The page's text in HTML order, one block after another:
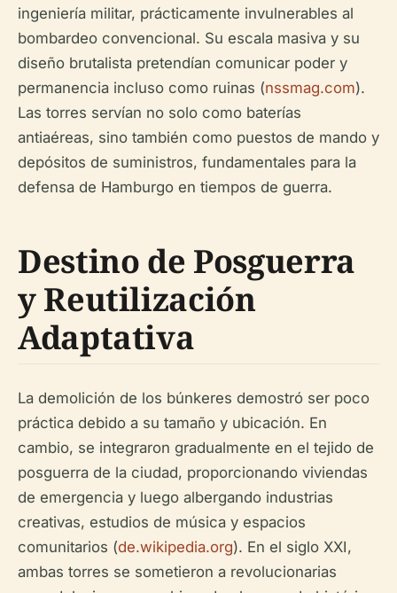
ingeniería militar, prácticamente invulnerables al
bombardeo convencional. Su escala masiva y su
diseño brutalista pretendían comunicar poder y
permanencia incluso como ruinas (nssmag.com).
Las torres servían no solo como baterías
antiaéreas, sino también como puestos de mando y
depósitos de suministros, fundamentales para la
defensa de Hamburgo en tiempos de guerra.
Destino de Posguerra
y Reutilización
Adaptativa
La demolición de los búnkeres demostró ser poco
práctica debido a su tamaño y ubicación. En
cambio, se integraron gradualmente en el tejido de
posguerra de la ciudad, proporcionando viviendas
de emergencia y luego albergando industrias
creativas, estudios de música y espacios
comunitarios (de.wikipedia.org). En el siglo XXI,
ambas torres se sometieron a revolucionarias